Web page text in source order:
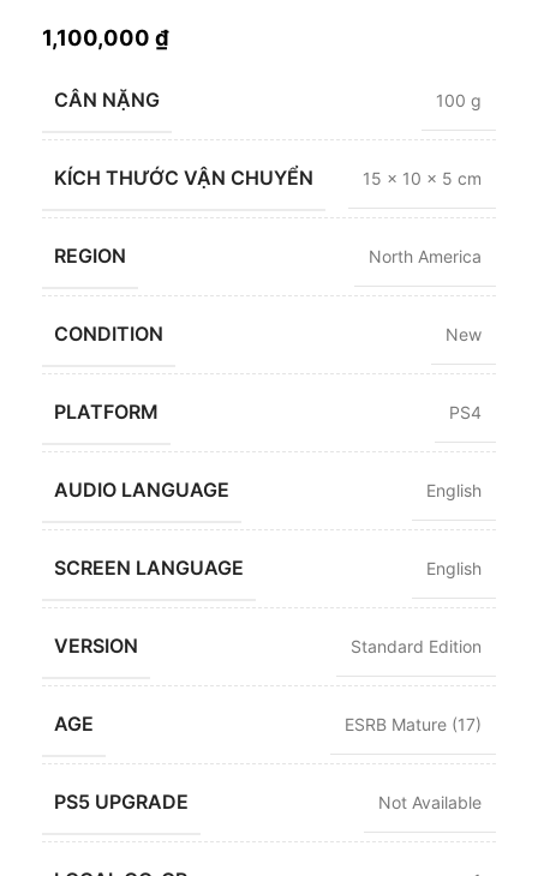
1,100,000 ₫
CÂN NẶNG 100 g
KÍCH THƯỚC VẬN CHUYỂN 15 × 10 × 5 cm
REGION North America
CONDITION New
PLATFORM PS4
AUDIO LANGUAGE English
SCREEN LANGUAGE English
VERSION Standard Edition
AGE ESRB Mature (17)
PS5 UPGRADE Not Available